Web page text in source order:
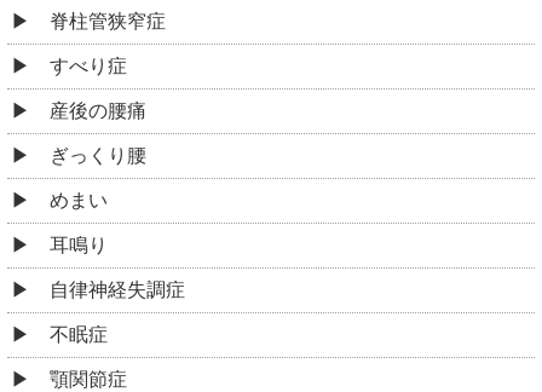
脊柱管狭窄症
すべり症
産後の腰痛
ぎっくり腰
めまい
耳鳴り
自律神経失調症
不眠症
顎関節症